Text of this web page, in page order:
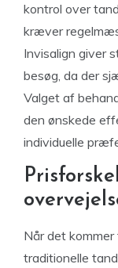
kontrol over
kræver
Invisalign giver
besøg, da der
Valget af
den ønskede
individuelle
Når det kommer
traditionelle